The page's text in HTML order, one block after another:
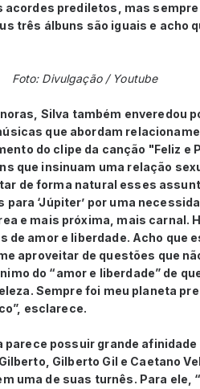
acordes prediletos, mas
três álbuns são iguais e acho
Foto: Divulgação / Youtube
Silva também enveredou
que abordam
do clipe da canção "Feliz e
que insinuam uma relação
de forma natural esses
‘Júpiter’ por uma
e mais próxima, mais carnal.
de amor e liberdade. Acho que
aproveitar de questões que
do “amor e liberdade” de
Sempre foi meu planeta
esclarece.
possuir grande
Gilberto Gil e Caetano
uma de suas turnês. Para ele,